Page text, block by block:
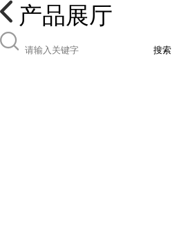
产品展厅
搜索